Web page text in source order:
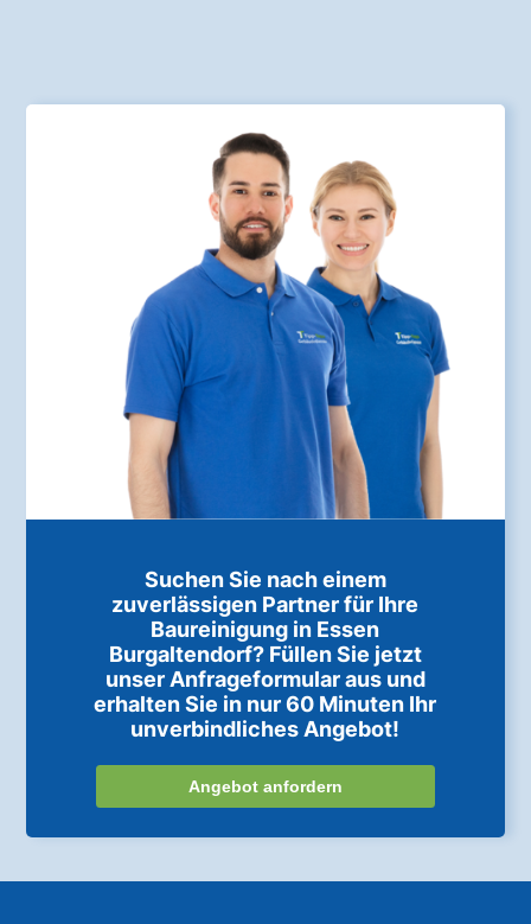
Suchen Sie nach einem
zuverlässigen Partner für Ihre
Baureinigung in Essen
Burgaltendorf? Füllen Sie jetzt
unser Anfrageformular aus und
erhalten Sie in nur 60 Minuten Ihr
unverbindliches Angebot!
Angebot anfordern